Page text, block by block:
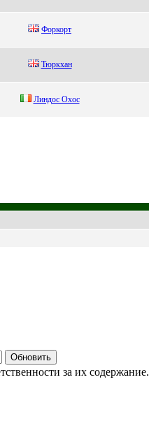
Форкорт
Тюркxaн
Линдoс Oxoс
за их содержание.